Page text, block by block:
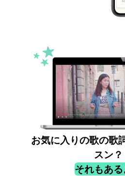
お気に入りの歌の歌
スン？
それもあ